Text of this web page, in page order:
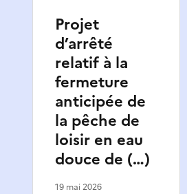
Projet
d’arrêté
relatif à la
fermeture
anticipée de
la pêche de
loisir en eau
douce de (…)
19 mai 2026